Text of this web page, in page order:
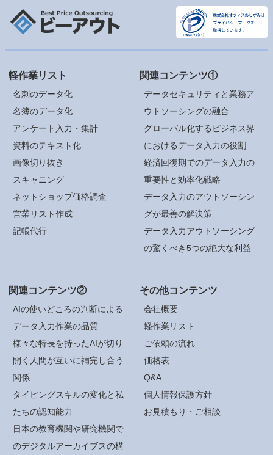
軽作業リスト
名刺のデータ化
名簿のデータ化
アンケート入力・集計
資料のテキスト化
画像切り抜き
スキャニング
ネットショップ価格調査
営業リスト作成
記帳代行
関連コンテンツ①
データセキュリティと業務ア
ウトソーシングの融合
グローバル化するビジネス界
におけるデータ入力の役割
経済回復期でのデータ入力の
重要性と効率化戦略
データ入力のアウトソーシン
グが最善の解決策
データ入力アウトソーシング
の驚くべき5つの絶大な利益
関連コンテンツ②
AIの使いどころの判断による
データ入力作業の品質
様々な特長を持ったAIが切り
開く人間が互いに補完し合う
関係
タイピングスキルの変化と私
たちの認知能力
日本の教育機関や研究機関で
のデジタルアーカイブスの構
その他コンテンツ
会社概要
軽作業リスト
ご依頼の流れ
価格表
Q&A
個人情報保護方針
お見積もり・ご相談